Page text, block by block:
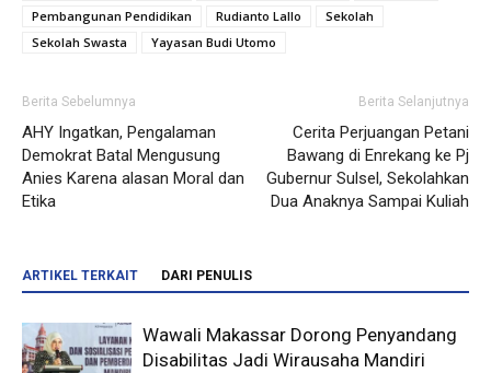
Pembangunan Pendidikan
Rudianto Lallo
Sekolah
Sekolah Swasta
Yayasan Budi Utomo
Berita Sebelumnya
AHY Ingatkan, Pengalaman
Demokrat Batal Mengusung
Anies Karena alasan Moral dan
Etika
Berita Selanjutnya
Cerita Perjuangan Petani
Bawang di Enrekang ke Pj
Gubernur Sulsel, Sekolahkan
Dua Anaknya Sampai Kuliah
ARTIKEL TERKAIT DARI PENULIS
Wawali Makassar Dorong Penyandang
Disabilitas Jadi Wirausaha Mandiri